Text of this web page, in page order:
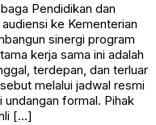
Pendidikan dan
ke Kementerian
sinergi program
kerja sama ini adalah
terdepan, dan terluar
melalui jadwal resmi
undangan formal. Pihak
[…]